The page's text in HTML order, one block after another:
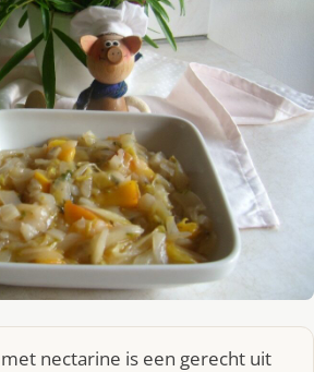
nectarine is een gerecht uit